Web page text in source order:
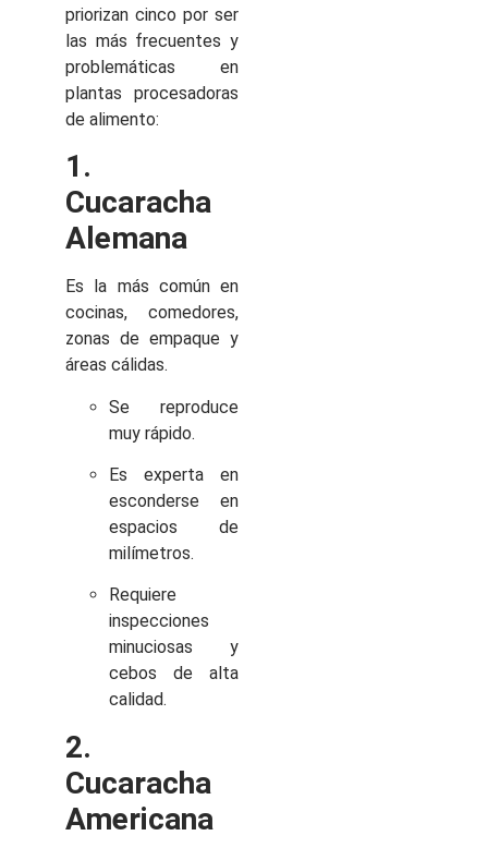
priorizan cinco por ser
las más frecuentes y
problemáticas en
plantas procesadoras
de alimento:
1.
Cucaracha
Alemana
Es la más común en
cocinas, comedores,
zonas de empaque y
áreas cálidas.
Se reproduce
muy rápido.
Es experta en
esconderse en
espacios de
milímetros.
Requiere
inspecciones
minuciosas y
cebos de alta
calidad.
2.
Cucaracha
Americana